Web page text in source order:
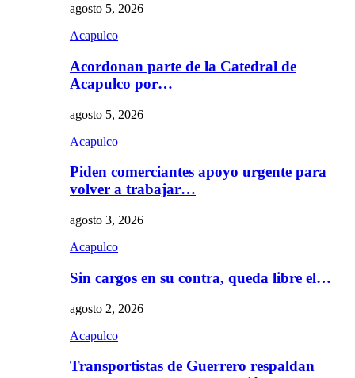
agosto 5, 2026
Acapulco
Acordonan parte de la Catedral de
Acapulco por…
agosto 5, 2026
Acapulco
Piden comerciantes apoyo urgente para
volver a trabajar…
agosto 3, 2026
Acapulco
Sin cargos en su contra, queda libre el…
agosto 2, 2026
Acapulco
Transportistas de Guerrero respaldan